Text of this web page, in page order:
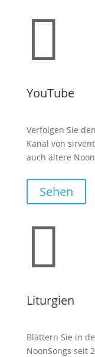

YouTube
Verfolgen Sie
Kanal von
auch ältere
Sehen

Liturgien
Blättern Sie in
NoonSongs seit